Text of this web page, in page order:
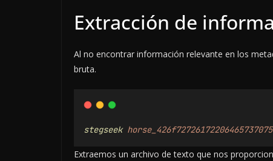
Extracción de
Al no encontrar información relevante en los
bruta.
stegseek
Extraemos un archivo de texto que nos